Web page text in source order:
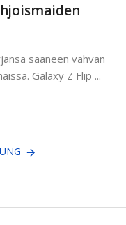
saaneen vahvan
Galaxy Z Flip ...